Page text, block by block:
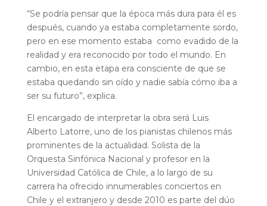
“Se podría pensar que la época más dura para él es
después, cuando ya estaba completamente sordo,
pero en ese momento estaba como evadido de la
realidad y era reconocido por todo el mundo. En
cambio, en esta etapa era consciente de que se
estaba quedando sin oído y nadie sabía cómo iba a
ser su futuro”, explica.
El encargado de interpretar la obra será Luis
Alberto Latorre, uno de los pianistas chilenos más
prominentes de la actualidad. Solista de la
Orquesta Sinfónica Nacional y profesor en la
Universidad Católica de Chile, a lo largo de su
carrera ha ofrecido innumerables conciertos en
Chile y el extranjero y desde 2010 es parte del dúo